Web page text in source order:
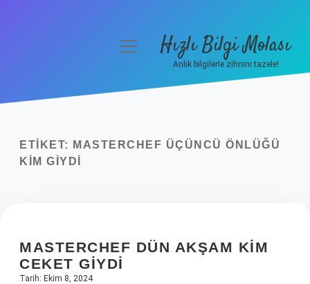
Yasal Uyarı
menüyüHızlı Bilgi Molası
Anlık bilgilerle zihnini tazele!
ETIKET:
MASTERCHEF ÜÇÜNCÜ ÖNLÜĞÜ
KIM GIYDI
MASTERCHEF DÜN AKŞAM KIM
CEKET GIYDI
Tarih: Ekim 8, 2024